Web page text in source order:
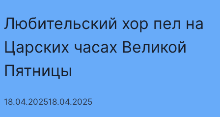
Любительский хор пел на
Царских часах Великой
Пятницы
18.04.202518.04.2025